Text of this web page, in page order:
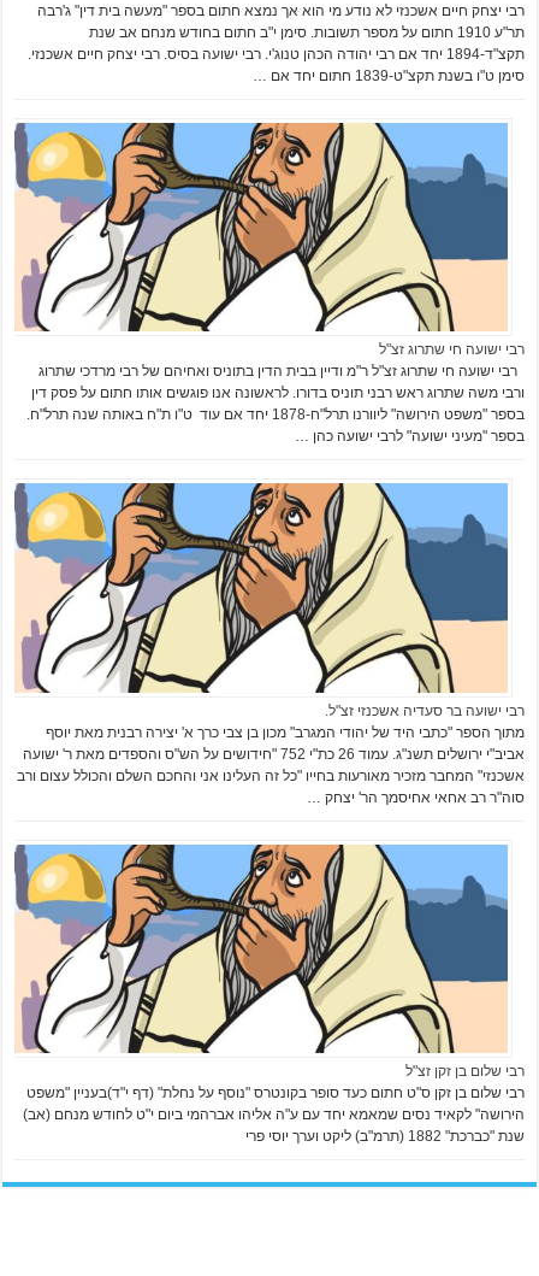
רבי יצחק חיים אשכנזי לא נודע מי הוא אך נמצא חתום בספר "מעשה בית דין" ג'רבה
תר"ע 1910 חתום על מספר תשובות. סימן י"ב חתום בחודש מנחם אב שנת
תקצ"ד-1894 יחד אם רבי יהודה הכהן טנוג'י. רבי ישועה בסיס. רבי יצחק חיים אשכנזי.
סימן ט"ו בשנת תקצ"ט-1839 חתום יחד אם …
רבי ישועה חי שתרוג זצ"ל
רבי ישועה חי שתרוג זצ"ל ר"מ ודיין בבית הדין בתוניס ואחיהם של רבי מרדכי שתרוג
ורבי משה שתרוג ראש רבני תוניס בדורו. לראשונה אנו פוגשים אותו חתום על פסק דין
בספר "משפט הירושה" ליוורנו תרל"ח-1878 יחד אם עוד ט"ו ת"ח באותה שנה תרל"ח.
בספר "מעיני ישועה" לרבי ישועה כהן …
רבי ישועה בר סעדיה אשכנזי זצ"ל.
מתוך הספר "כתבי היד של יהודי המגרב" מכון בן צבי כרך א' יצירה רבנית מאת יוסף
אביב"י ירושלים תשנ"ג. עמוד 26 כת"י 752 "חידושים על הש"ס והספדים מאת ר' ישועה
אשכנזי" המחבר מזכיר מאורעות בחייו "כל זה העלינו אני והחכם השלם והכולל עצום ורב
סוה"ר רב אחאי אחיסמך הר' יצחק …
רבי שלום בן זקן זצ"ל
רבי שלום בן זקן ס"ט חתום כעד סופר בקונטרס "נוסף על נחלת" (דף י"ד)בעניין "משפט
הירושה" לקאיד נסים שמאמא יחד עם ע"ה אליהו אברהמי ביום י"ט לחודש מנחם (אב)
שנת "כברכת" 1882 (תרמ"ב) ליקט וערך יוסי פרי